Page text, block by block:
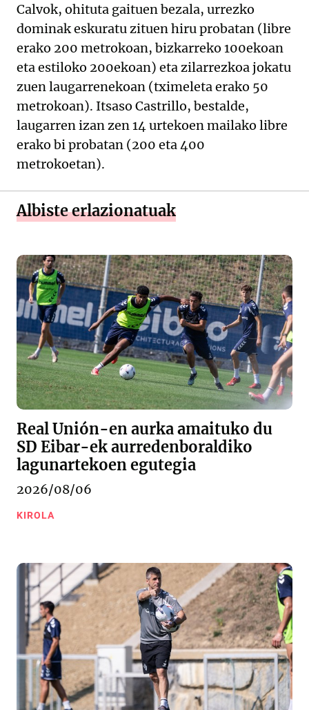
Calvok, ohituta gaituen bezala, urrezko
dominak eskuratu zituen hiru probatan (libre
erako 200 metrokoan, bizkarreko 100ekoan
eta estiloko 200ekoan) eta zilarrezkoa jokatu
zuen laugarrenekoan (tximeleta erako 50
metrokoan). Itsaso Castrillo, bestalde,
laugarren izan zen 14 urtekoen mailako libre
erako bi probatan (200 eta 400
metrokoetan).
Albiste erlazionatuak
Real Unión-en aurka amaituko du
SD Eibar-ek aurredenboraldiko
lagunartekoen egutegia
2026/08/06
KIROLA